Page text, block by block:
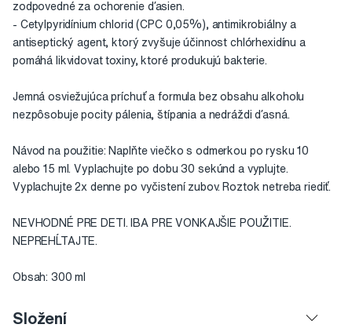
zodpovedné za ochorenie ďasien.
- Cetylpyridínium chlorid (CPC 0,05%), antimikrobiálny a
antiseptický agent, ktorý zvyšuje účinnost chlórhexidínu a
pomáhá likvidovat toxiny, ktoré produkujú bakterie.
Jemná osviežujúca príchuť a formula bez obsahu alkoholu
nezpôsobuje pocity pálenia, štípania a nedráždi ďasná.
Návod na použitie: Naplňte viečko s odmerkou po rysku 10
alebo 15 ml. Vyplachujte po dobu 30 sekúnd a vyplujte.
Vyplachujte 2x denne po vyčistení zubov. Roztok netreba riediť.
NEVHODNÉ PRE DETI. IBA PRE VONKAJŠIE POUŽITIE.
NEPREHĹTAJTE.
Obsah: 300 ml
Složení